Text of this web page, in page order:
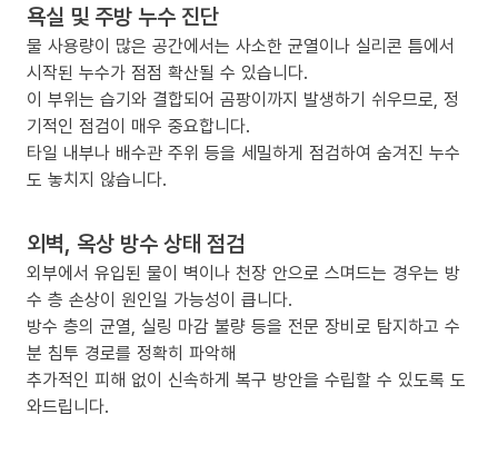
욕실 및 주방 누수 진단
물 사용량이 많은 공간에서는 사소한 균열이나 실리콘 틈에서
시작된 누수가 점점 확산될 수 있습니다.
이 부위는 습기와 결합되어 곰팡이까지 발생하기 쉬우므로, 정
기적인 점검이 매우 중요합니다.
타일 내부나 배수관 주위 등을 세밀하게 점검하여 숨겨진 누수
도 놓치지 않습니다.
외벽, 옥상 방수 상태 점검
외부에서 유입된 물이 벽이나 천장 안으로 스며드는 경우는 방
수 층 손상이 원인일 가능성이 큽니다.
방수 층의 균열, 실링 마감 불량 등을 전문 장비로 탐지하고 수
분 침투 경로를 정확히 파악해
추가적인 피해 없이 신속하게 복구 방안을 수립할 수 있도록 도
와드립니다.